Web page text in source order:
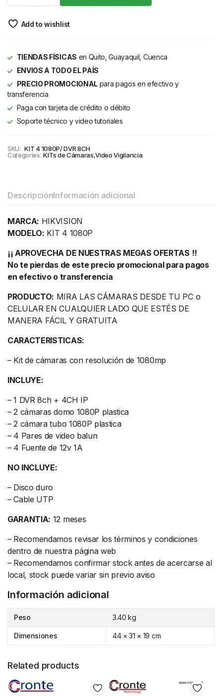
Add to wishlist
TIENDAS FÍSICAS en Quito, Guayaquil, Cuenca
ENVIOS A TODO EL PAÍS
PRECIO PROMOCIONALpara pagos en efectivo y
transferencia
Paga con tarjeta de crédito o débito
Soporte técnico y video tutoriales
SKU: KIT 4 1080P/ DVR 8CH
Categories: KITs de Cámaras,Video Vigilancia
DescripciónInformación adicional
MARCA: HIKVISION
MODELO: KIT 4 1080P
¡¡ APROVECHA DE NUESTRAS MEGAS OFERTAS !!
No te pierdas de este precio promocional para pagos
en efectivo o transferencia
PRODUCTO: MIRA LAS CÁMARAS DESDE TU PC o
CELULAR EN CUALQUIER LADO QUE ESTÉS DE
MANERA FÁCIL Y GRATUITA
CARACTERISTICAS:
– Kit de cámaras con resolución de 1080mp
INCLUYE:
– 1 DVR 8ch + 4CH IP
– 2 cámaras domo 1080P plastica
– 2 cámara tubo 1080P plastica
– 4 Pares de video balun
– 4 Fuente de 12v 1A
NO INCLUYE:
– Disco duro
– Cable UTP
GARANTIA: 12 meses
– Recomendamos revisar los términos y condiciones
dentro de nuestra página web
– Recomendamos confirmar stock antes de acercarse al
local, stock puede variar sin previo aviso
Información adicional
Peso 3.40 kg
Dimensiones 44 × 31 × 19 cm
Related products